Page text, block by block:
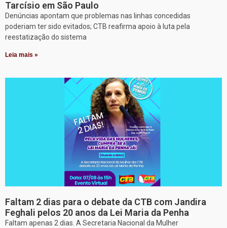
Tarcísio em São Paulo
Denúncias apontam que problemas nas linhas concedidas
poderiam ter sido evitados; CTB reafirma apoio à luta pela
reestatização do sistema
Leia mais »
Faltam 2 dias para o debate da CTB com Jandira
Feghali pelos 20 anos da Lei Maria da Penha
Faltam apenas 2 dias. A Secretaria Nacional da Mulher